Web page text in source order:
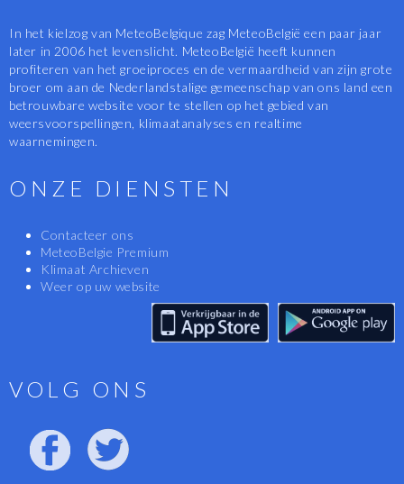
In het kielzog van MeteoBelgique zag MeteoBelgië een paar jaar
later in 2006 het levenslicht. MeteoBelgië heeft kunnen
profiteren van het groeiproces en de vermaardheid van zijn grote
broer om aan de Nederlandstalige gemeenschap van ons land een
betrouwbare website voor te stellen op het gebied van
weersvoorspellingen, klimaatanalyses en realtime
waarnemingen.
ONZE DIENSTEN
Contacteer ons
MeteoBelgie Premium
Klimaat Archieven
Weer op uw website
VOLG ONS